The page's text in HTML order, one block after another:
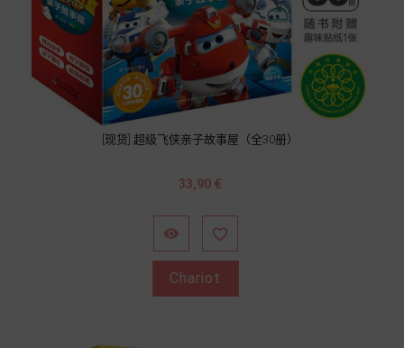
[现货] 超级飞侠亲子故事屋（全30册）
Prix
33,90 €
 
Chariot